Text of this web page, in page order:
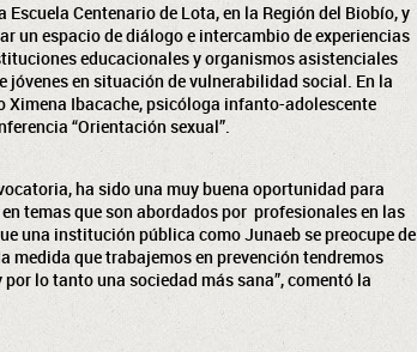
Escuela Centenario de Lota, en la Región del Biobío, y
un espacio de diálogo e intercambio de experiencias
educacionales y organismos asistenciales
jóvenes en situación de vulnerabilidad social. En la
Ibacache, psicóloga infanto-adolescente
“Orientación sexual”.
ha sido una muy buena oportunidad para
temas que son abordados por profesionales en las
una institución pública como Junaeb se preocupe de
medida que trabajemos en prevención tendremos
lo tanto una sociedad más sana”, comentó la